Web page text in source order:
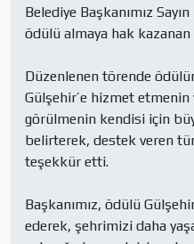
Belediye Başkanımız
ödülü almaya hak kazanan
Düzenlenen törende
Gülşehir’e hizmet etmenin
görülmenin kendisi için
belirterek, destek veren
teşekkür etti.
Başkanımız, ödülü
ederek, şehrimizi daha